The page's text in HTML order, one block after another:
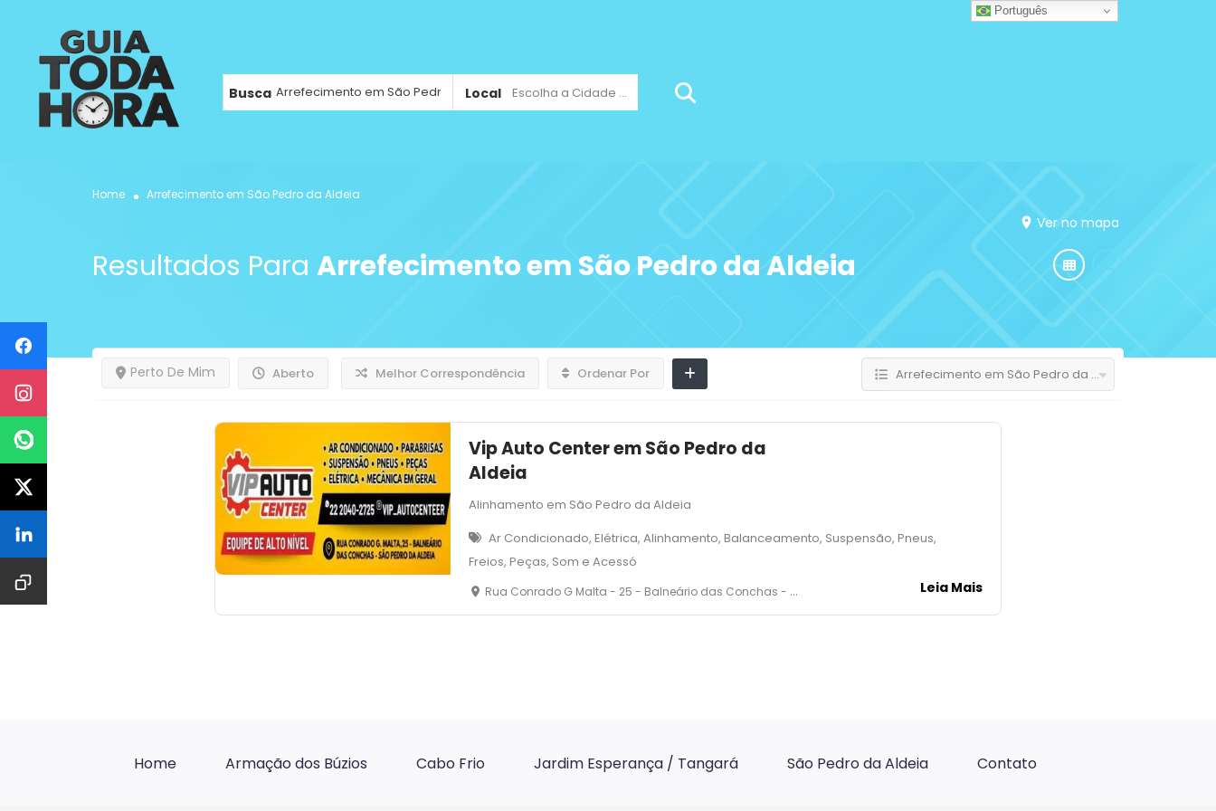
Busca Local Escolha a Cidade ...
Home Arrefecimento em São Pedro da Aldeia
Ver no mapa
Resultados Para Arrefecimento em São Pedro da Aldeia
Aberto
Perto De Mim Melhor Correspondência Ordenar Por Arrefecimento em São Pedro da Aldeia
Vip Auto Center em São Pedro da
Aldeia
Alinhamento em São Pedro da Aldeia
Ar Condicionado, Elétrica, Alinhamento, Balanceamento, Suspensão, Pneus,
Freios, Peças, Som e Acessó
Rua Conrado G Malta - 25 - Balneário das Conchas - São Pedro da Aldeia- RJ Leia Mais
Home Armação dos Búzios Cabo Frio Jardim Esperança / Tangará São Pedro da Aldeia Contato
Português